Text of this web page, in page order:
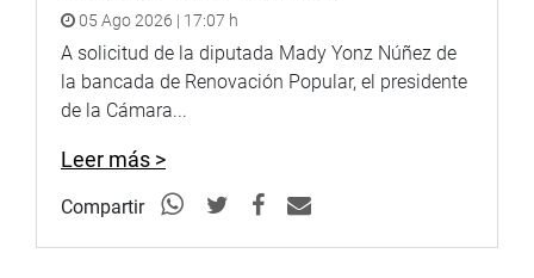
05 Ago 2026 | 17:07 h
A solicitud de la diputada Mady Yonz Núñez de
la bancada de Renovación Popular, el presidente
de la Cámara...
Leer más >
Compartir